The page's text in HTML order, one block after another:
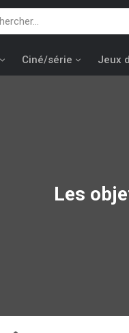
Ciné/série Jeux
Les